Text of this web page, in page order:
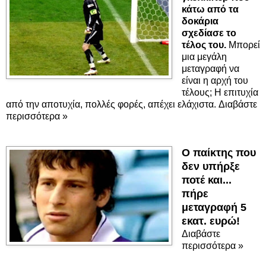
κάτω από τα
δοκάρια
σχεδίασε το
τέλος του.Μπορεί
μια μεγάλη
μεταγραφή να
είναι η αρχή του
τέλους; Η επιτυχία
από την αποτυχία, πολλές φορές, απέχει ελάχιστα. Διαβάστε
περισσότερα »
Ο παίκτης που
δεν υπήρξε
ποτέ και...
πήρε
μεταγραφή 5
εκατ. ευρώ!
Διαβάστε
περισσότερα »